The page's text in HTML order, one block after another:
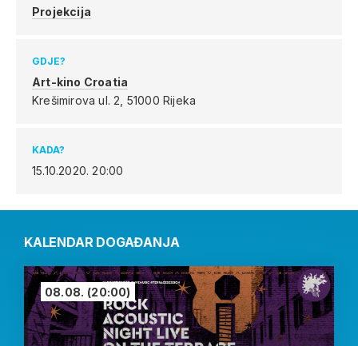
Projekcija
GDJE?
Art-kino Croatia
Krešimirova ul. 2, 51000 Rijeka
KADA?
15.10.2020.20:00
KALENDAR DOGAĐANJA
08.08. (20:00)